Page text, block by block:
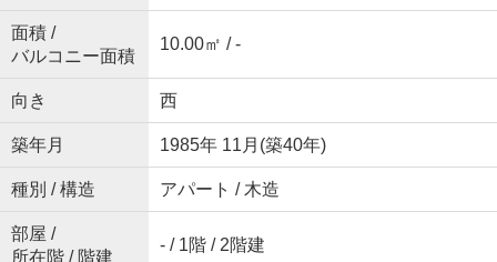
面積 /
バルコニー面積
10.00㎡ / -
向き 西
築年月 1985年 11月(築40年)
種別 / 構造 アパート / 木造
部屋 /
所在階 / 階建
- / 1階 / 2階建